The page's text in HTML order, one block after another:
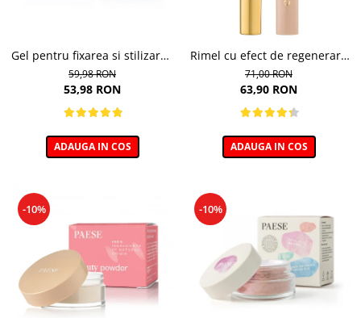
Gel pentru fixarea si stilizarea
sprancenelor, Soap Browstory
- 8g
59,98 RON
53,98 RON
ADAUGA IN COS
Rimel cu efect de regenerare
a genelor, Eyegasm Mascara -
8ml
71,00 RON
63,90 RON
ADAUGA IN COS
-10% -10%